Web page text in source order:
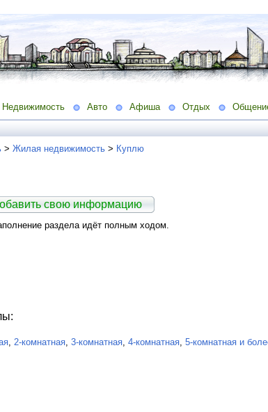
Недвижимость Авто Афиша Отдых
> Жилая недвижимость > Куплю
свою информацию
раздела идёт полным ходом.
2-комнатная 3-комнатная 4-комнатная 5-комнатная и